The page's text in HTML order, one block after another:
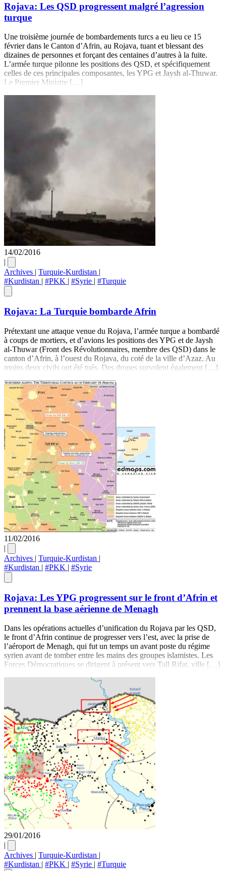
Rojava: Les QSD progressent malgré l’agression
turque
Une troisième journée de bombardements turcs a eu lieu ce 15
février dans le Canton d’Afrin, au Rojava, tuant et blessant des
dizaines de personnes et forçant des centaines d’autres à la fuite.
L’armée turque pilonne les positions des QSD, et spécifiquement
celles de ces principales composantes, les YPG et Jaysh al-Thuwar.
Le Premier Ministre […]
14/02/2016
|
Archives | Turquie-Kurdistan |
#Kurdistan | #PKK | #Syrie | #Turquie
Rojava: La Turquie bombarde Afrin
Prétextant une attaque venue du Rojava, l’armée turque a bombardé
à coups de mortiers, et d’avions les positions des YPG et de Jaysh
al-Thuwar (Front des Révolutionnaires, membre des QSD) dans le
canton d’Afrin, à l’ouest du Rojava, du coté de la ville d’Azaz. Au
moins deux civils ont été tués. Des drones survolent également […]
11/02/2016
|
Archives | Turquie-Kurdistan |
#Kurdistan | #PKK | #Syrie
Rojava: Les YPG progressent sur le front d’Afrin et
prennent la base aérienne de Menagh
Dans les opérations actuelles d’unification du Rojava par les QSD,
le front d’Afrin continue de progresser vers l’est, avec la prise de
l’aéroport de Menagh, qui fut un temps un avant poste du régime
syrien avant de tomber entre les mains des groupes islamistes. Les
Forces Démocratiques se dirigent à présent vers Tall Rifat, ville […]
29/01/2016
|
Archives | Turquie-Kurdistan |
#Kurdistan | #PKK | #Syrie | #Turquie